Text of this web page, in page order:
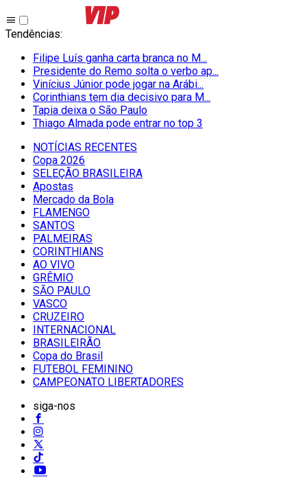
Tendências:
Filipe Luís ganha carta branca no M...
Presidente do Remo solta o verbo ap...
Vinícius Júnior pode jogar na Arábi...
Corinthians tem dia decisivo para M...
Tapia deixa o São Paulo
Thiago Almada pode entrar no top 3
NOTÍCIAS RECENTES
Copa 2026
SELEÇÃO BRASILEIRA
Apostas
Mercado da Bola
FLAMENGO
SANTOS
PALMEIRAS
CORINTHIANS
AO VIVO
GRÊMIO
SĀO PAULO
VASCO
CRUZEIRO
INTERNACIONAL
BRASILEIRÃO
Copa do Brasil
FUTEBOL FEMININO
CAMPEONATO LIBERTADORES
siga-nos